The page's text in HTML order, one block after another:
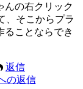
んの右クリック
、そこからプラ
ることならでき
返信
の返信